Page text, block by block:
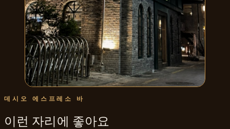
데시오 에스프레소 바
이런 자리에 좋아요